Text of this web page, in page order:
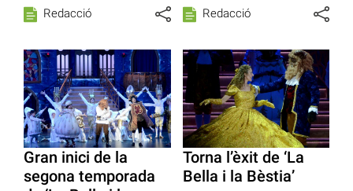
Redacció Redacció
Gran inici de la
segona temporada
Torna l’èxit de ‘La
Bella i la Bèstia’